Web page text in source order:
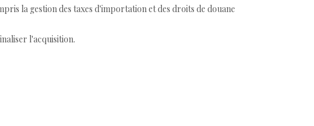
la gestion des taxes d'importation et des droits de douane
l'acquisition.